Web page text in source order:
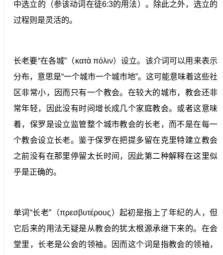
中选立的（参该动词在徒6:3的用法）。除此之外，选立的
过程则是灵活的。
长老要“在各城”（κατὰ πόλιν）设立。该介词可以用来表示
分布，意思是“一个城市一个城市地”。这可能意味着这些社
区非常小，因而只有一个教会。在较大的城市，教会还非
常年轻，因此没有时间增长成几个家庭教会。或者这意味
着，保罗是设立监管整个城市教会的长老，而不是在每一
个教会设立长老。鉴于保罗在把提多留在克里特建立教会
之前没有在那里停留太长时间，因此第二种解释在这里似
乎是正确的。
单词“长老”（πρεσβυτέρους）起初是指上了年纪的人，但
它后来的用法无疑是从教会的犹太根源承继下来的。在会
堂里，长老是公会的领袖。因而这个词是指教会的领袖，